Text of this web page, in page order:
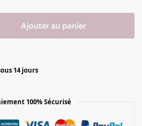
Ajouter au panier
14 jours
100% Sécurisé